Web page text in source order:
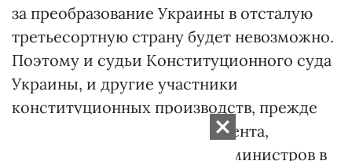
за преобразование Украины в отсталую
третьесортную страну будет невозможно.
Поэтому и судьи Конституционного суда
Украины, и другие участники
конституционных производств, прежде
всего представители президента,
Верховной Рады и Кабинета министров в